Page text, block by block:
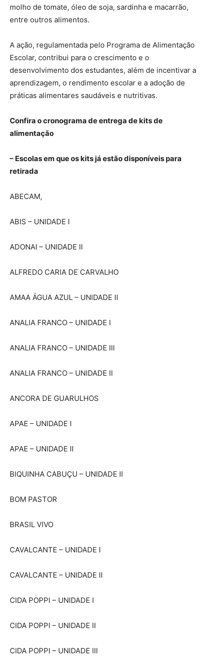
molho de tomate, óleo de soja, sardinha e macarrão,
entre outros alimentos.
A ação, regulamentada pelo Programa de Alimentação
Escolar, contribui para o crescimento e o
desenvolvimento dos estudantes, além de incentivar a
aprendizagem, o rendimento escolar e a adoção de
práticas alimentares saudáveis e nutritivas.
Confira o cronograma de entrega de kits de
alimentação
– Escolas em que os kits já estão disponíveis para
retirada
ABECAM,
ABIS – UNIDADE I
ADONAI – UNIDADE II
ALFREDO CARIA DE CARVALHO
AMAA ÁGUA AZUL – UNIDADE II
ANALIA FRANCO – UNIDADE I
ANALIA FRANCO – UNIDADE III
ANALIA FRANCO – UNIDADE II
ANCORA DE GUARULHOS
APAE – UNIDADE I
APAE – UNIDADE II
BIQUINHA CABUÇU – UNIDADE II
BOM PASTOR
BRASIL VIVO
CAVALCANTE – UNIDADE I
CAVALCANTE – UNIDADE II
CIDA POPPI – UNIDADE I
CIDA POPPI – UNIDADE II
CIDA POPPI – UNIDADE III